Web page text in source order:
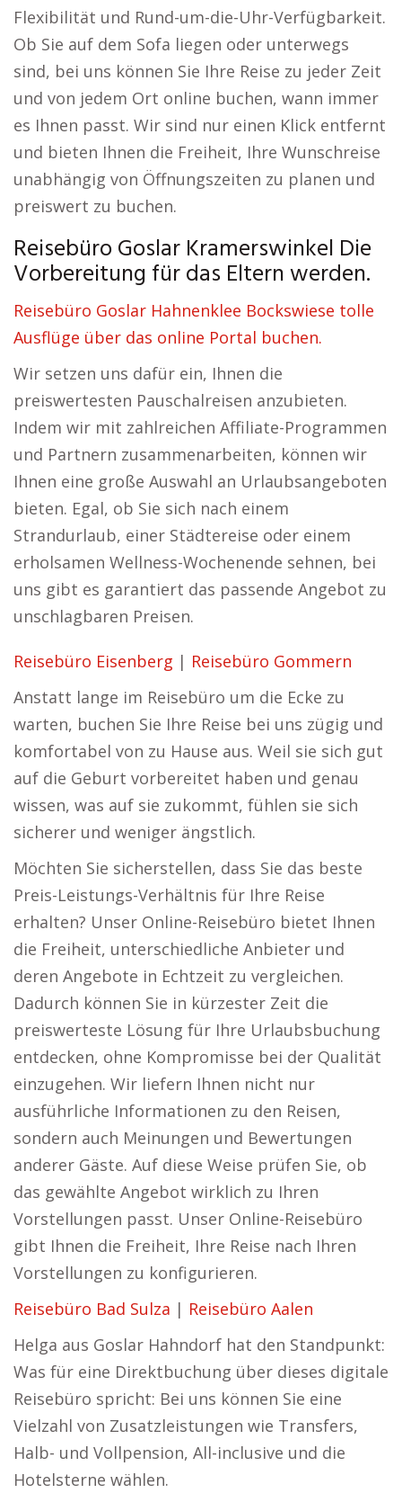
Flexibilität und Rund-um-die-Uhr-Verfügbarkeit.
Ob Sie auf dem Sofa liegen oder unterwegs
sind, bei uns können Sie Ihre Reise zu jeder Zeit
und von jedem Ort online buchen, wann immer
es Ihnen passt. Wir sind nur einen Klick entfernt
und bieten Ihnen die Freiheit, Ihre Wunschreise
unabhängig von Öffnungszeiten zu planen und
preiswert zu buchen.
Reisebüro Goslar Kramerswinkel Die
Vorbereitung für das Eltern werden.
Reisebüro Goslar Hahnenklee Bockswiese tolle
Ausflüge über das online Portal buchen.
Wir setzen uns dafür ein, Ihnen die
preiswertesten Pauschalreisen anzubieten.
Indem wir mit zahlreichen Affiliate-Programmen
und Partnern zusammenarbeiten, können wir
Ihnen eine große Auswahl an Urlaubsangeboten
bieten. Egal, ob Sie sich nach einem
Strandurlaub, einer Städtereise oder einem
erholsamen Wellness-Wochenende sehnen, bei
uns gibt es garantiert das passende Angebot zu
unschlagbaren Preisen.
Reisebüro Eisenberg | Reisebüro Gommern
Anstatt lange im Reisebüro um die Ecke zu
warten, buchen Sie Ihre Reise bei uns zügig und
komfortabel von zu Hause aus. Weil sie sich gut
auf die Geburt vorbereitet haben und genau
wissen, was auf sie zukommt, fühlen sie sich
sicherer und weniger ängstlich.
Möchten Sie sicherstellen, dass Sie das beste
Preis-Leistungs-Verhältnis für Ihre Reise
erhalten? Unser Online-Reisebüro bietet Ihnen
die Freiheit, unterschiedliche Anbieter und
deren Angebote in Echtzeit zu vergleichen.
Dadurch können Sie in kürzester Zeit die
preiswerteste Lösung für Ihre Urlaubsbuchung
entdecken, ohne Kompromisse bei der Qualität
einzugehen. Wir liefern Ihnen nicht nur
ausführliche Informationen zu den Reisen,
sondern auch Meinungen und Bewertungen
anderer Gäste. Auf diese Weise prüfen Sie, ob
das gewählte Angebot wirklich zu Ihren
Vorstellungen passt. Unser Online-Reisebüro
gibt Ihnen die Freiheit, Ihre Reise nach Ihren
Vorstellungen zu konfigurieren.
Reisebüro Bad Sulza | Reisebüro Aalen
Helga aus Goslar Hahndorf hat den Standpunkt:
Was für eine Direktbuchung über dieses digitale
Reisebüro spricht: Bei uns können Sie eine
Vielzahl von Zusatzleistungen wie Transfers,
Halb- und Vollpension, All-inclusive und die
Hotelsterne wählen.